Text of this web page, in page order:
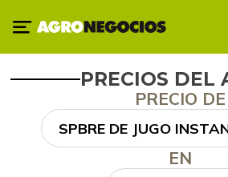
PRECIOS DEL
PRECIO DE
SPBRE DE JUGO
EN